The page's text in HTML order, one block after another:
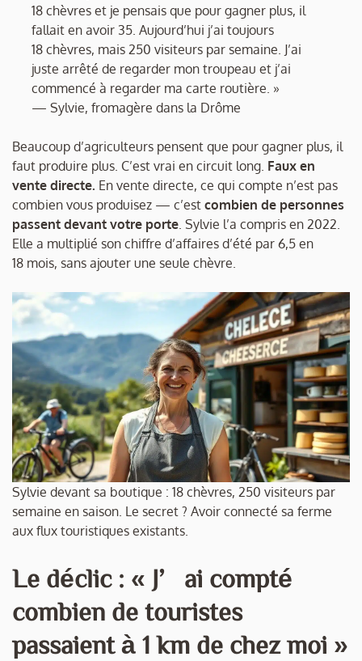
18 chèvres et je pensais que pour gagner plus, il
fallait en avoir 35. Aujourd’hui j’ai toujours
18 chèvres, mais 250 visiteurs par semaine. J’ai
juste arrêté de regarder mon troupeau et j’ai
commencé à regarder ma carte routière. »
— Sylvie, fromagère dans la Drôme
Beaucoup d’agriculteurs pensent que pour gagner plus, il
faut produire plus. C’est vrai en circuit long. Faux en
vente directe. En vente directe, ce qui compte n’est pas
combien vous produisez — c’est combien de personnes
passent devant votre porte . Sylvie l’a compris en 2022.
Elle a multiplié son chiffre d’affaires d’été par 6,5 en
18 mois, sans ajouter une seule chèvre.
Sylvie devant sa boutique : 18 chèvres, 250 visiteurs par
semaine en saison. Le secret ? Avoir connecté sa ferme
aux flux touristiques existants.
Le déclic : « J’ai compté
combien de touristes
passaient à 1 km de chez moi »